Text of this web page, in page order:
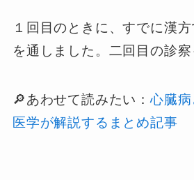
１回目のときに、すでに漢
を通しました。二回目の診察
🔎あわせて読みたい：心臓
医学が解説するまとめ記事